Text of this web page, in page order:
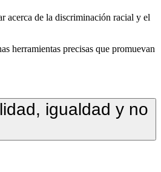
acerca de la discriminación racial y el
herramientas precisas que promuevan
igualdad y no